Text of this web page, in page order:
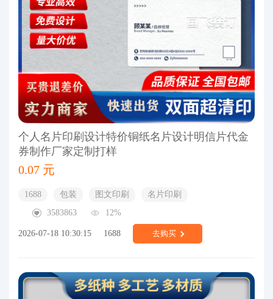
个人名片印刷设计特价铜纸名片设计明信片代金
券制作厂家定制打样
0.07 元
1688 包装 图文印刷
名片印刷
3583863
12%
2026-07-18 10:30:15 1688 去购买